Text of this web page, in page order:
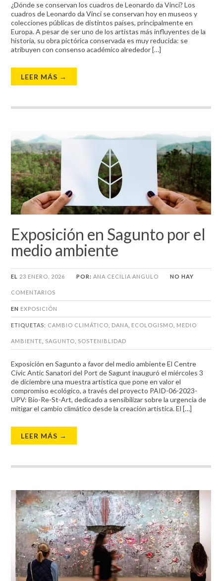
¿Dónde se conservan los cuadros de Leonardo da Vinci? Los
cuadros de Leonardo da Vinci se conservan hoy en museos y
colecciones públicas de distintos países, principalmente en
Europa. A pesar de ser uno de los artistas más influyentes de la
historia, su obra pictórica conservada es muy reducida: se
atribuyen con consenso académico alrededor […]
LEER MÁS →
Exposición en Sagunto por el
medio ambiente
EL 23 ENERO, 2026 POR:ANA CECILIA ANGULO NO HAY
COMENTARIOS
EN EXPOSICIÓN
ETIQUETAS: CAMBIO CLIMÁTICO DANA ECOLOGISMO MEDIO
AMBIENTE SAGUNTO SOSTENIBLIDAD
Exposición en Sagunto a favor del medio ambiente El Centre
Cívic Antic Sanatori del Port de Sagunt inauguró el miércoles 3
de diciembre una muestra artística que pone en valor el
compromiso ecológico, a través del proyecto PAID-06-2023-
UPV: Bio-Re-St-Art, dedicado a sensibilizar sobre la urgencia de
mitigar el cambio climático desde la creación artística. El […]
LEER MÁS →